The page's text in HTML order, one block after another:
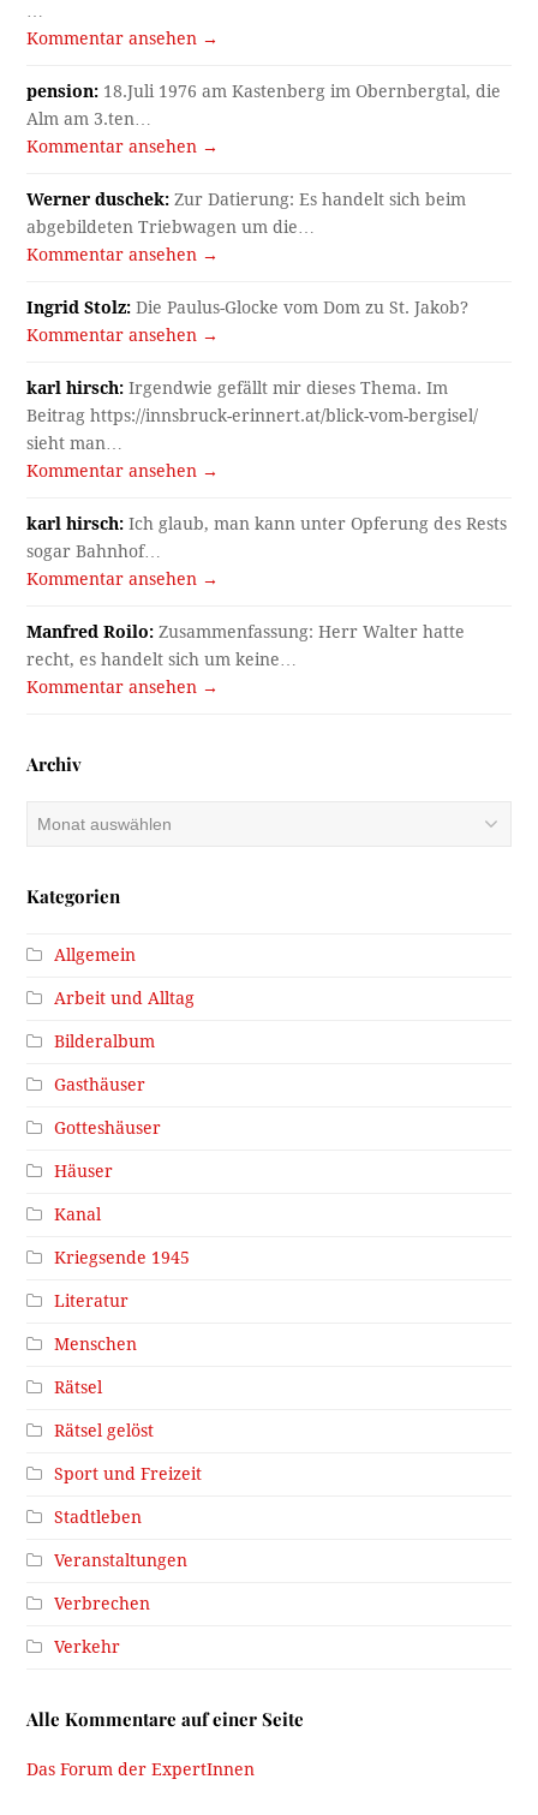
…
Kommentar ansehen →
pension: 18.Juli 1976 am Kastenberg im Obernbergtal, die
Alm am 3.ten…
Kommentar ansehen →
Werner duschek: Zur Datierung: Es handelt sich beim
abgebildeten Triebwagen um die…
Kommentar ansehen →
Ingrid Stolz: Die Paulus-Glocke vom Dom zu St. Jakob?
Kommentar ansehen →
karl hirsch: Irgendwie gefällt mir dieses Thema. Im
Beitrag https://innsbruck-erinnert.at/blick-vom-bergisel/
sieht man…
Kommentar ansehen →
karl hirsch: Ich glaub, man kann unter Opferung des Rests
sogar Bahnhof…
Kommentar ansehen →
Manfred Roilo: Zusammenfassung: Herr Walter hatte
recht, es handelt sich um keine…
Kommentar ansehen →
Archiv
Archiv
Kategorien
Allgemein
Arbeit und Alltag
Bilderalbum
Gasthäuser
Gotteshäuser
Häuser
Kanal
Kriegsende 1945
Literatur
Menschen
Rätsel
Rätsel gelöst
Sport und Freizeit
Stadtleben
Veranstaltungen
Verbrechen
Verkehr
Alle Kommentare auf einer Seite
Das Forum der ExpertInnen